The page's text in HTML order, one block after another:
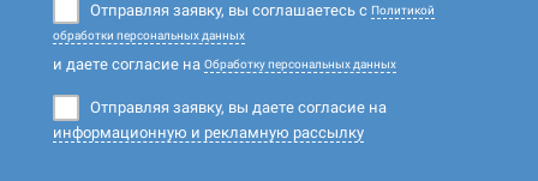
Отправляя заявку, вы соглашаетесь с Политикой
обработки персональных данных
и даете согласие на Обработку персональных данных
Отправляя заявку, вы даете согласие на
информационную и рекламную рассылку